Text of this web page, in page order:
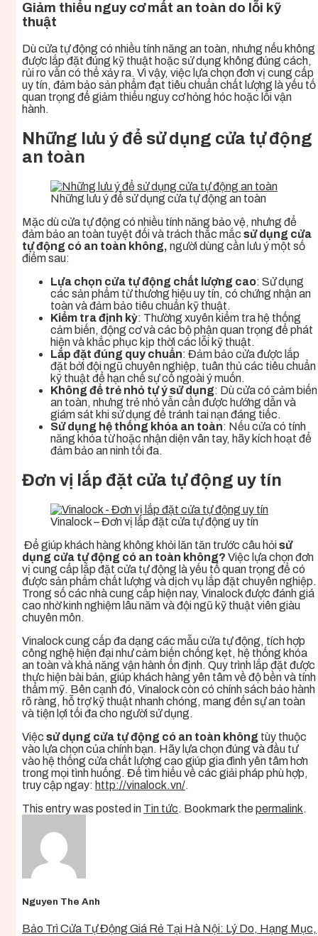
Giảm thiểu nguy cơ mất an toàn do lỗi kỹ
thuật
Dù cửa tự động có nhiều tính năng an toàn, nhưng nếu không
được lắp đặt đúng kỹ thuật hoặc sử dụng không đúng cách,
rủi ro vẫn có thể xảy ra. Vì vậy, việc lựa chọn đơn vị cung cấp
uy tín, đảm bảo sản phẩm đạt tiêu chuẩn chất lượng là yếu tố
quan trọng để giảm thiểu nguy cơ hỏng hóc hoặc lỗi vận
hành.
Những lưu ý để sử dụng cửa tự động
an toàn
Những lưu ý để sử dụng cửa tự động an toàn
Mặc dù cửa tự động có nhiều tính năng bảo vệ, nhưng để
đảm bảo an toàn tuyệt đối và trách thắc mắc sử dụng cửa
tự động có an toàn không, người dùng cần lưu ý một số
điểm sau:
Lựa chọn cửa tự động chất lượng cao: Sử dụng
các sản phẩm từ thương hiệu uy tín, có chứng nhận an
toàn và đảm bảo tiêu chuẩn kỹ thuật.
Kiểm tra định kỳ: Thường xuyên kiểm tra hệ thống
cảm biến, động cơ và các bộ phận quan trọng để phát
hiện và khắc phục kịp thời các lỗi kỹ thuật.
Lắp đặt đúng quy chuẩn: Đảm bảo cửa được lắp
đặt bởi đội ngũ chuyên nghiệp, tuân thủ các tiêu chuẩn
kỹ thuật để hạn chế sự cố ngoài ý muốn.
Không để trẻ nhỏ tự ý sử dụng: Dù cửa có cảm biến
an toàn, nhưng trẻ nhỏ vẫn cần được hướng dẫn và
giám sát khi sử dụng để tránh tai nạn đáng tiếc.
Sử dụng hệ thống khóa an toàn: Nếu cửa có tính
năng khóa từ hoặc nhận diện vân tay, hãy kích hoạt để
đảm bảo an ninh tối đa.
Đơn vị lắp đặt cửa tự động uy tín
Vinalock – Đơn vị lắp đặt cửa tự động uy tín
Để giúp khách hàng không khỏi lăn tăn trước câu hỏisử
dụng cửa tự động có an toàn không? Việc lựa chọn đơn
vị cung cấp lắp đặt cửa tự động là yếu tố quan trọng để có
được sản phẩm chất lượng và dịch vụ lắp đặt chuyên nghiệp.
Trong số các nhà cung cấp hiện nay, Vinalock được đánh giá
cao nhờ kinh nghiệm lâu năm và đội ngũ kỹ thuật viên giàu
chuyên môn.
Vinalock cung cấp đa dạng các mẫu cửa tự động, tích hợp
công nghệ hiện đại như cảm biến chống kẹt, hệ thống khóa
an toàn và khả năng vận hành ổn định. Quy trình lắp đặt được
thực hiện bài bản, giúp khách hàng yên tâm về độ bền và tính
thẩm mỹ. Bên cạnh đó, Vinalock còn có chính sách bảo hành
rõ ràng, hỗ trợ kỹ thuật nhanh chóng, mang đến sự an toàn
và tiện lợi tối đa cho người sử dụng.
Việc sử dụng cửa tự động có an toàn không tùy thuộc
vào lựa chọn của chính bạn. Hãy lựa chọn đúng và đầu tư
vào hệ thống cửa chất lượng cao giúp gia đình yên tâm hơn
trong mọi tình huống. Để tìm hiểu về các giải pháp phù hợp,
truy cập ngay: http://vinalock.vn/.
This entry was posted in Tin tức. Bookmark thepermalink.
Nguyen The Anh
Bảo Trì Cửa Tự Động Giá Rẻ Tại Hà Nội: Lý Do, Hạng Mục,